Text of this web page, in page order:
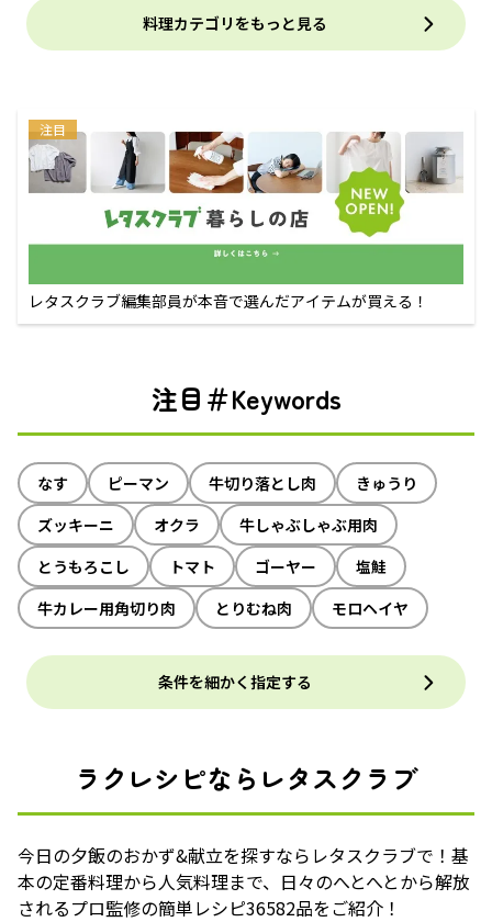
料理カテゴリをもっと見る
注目
レタスクラブ編集部員が本音で選んだアイテムが買える！
注目＃Keywords
なす ピーマン 牛切り落とし肉
きゅうり
ズッキーニ
オクラ
牛しゃぶしゃぶ用肉
とうもろこし
トマト ゴーヤー
塩鮭
牛カレー用角切り肉
とりむね肉 モロヘイヤ
条件を細かく指定する
ラクレシピならレタスクラブ
今日の夕飯のおかず&献立を探すならレタスクラブで！基
本の定番料理から人気料理まで、日々のへとへとから解放
されるプロ監修の簡単レシピ36582品をご紹介！